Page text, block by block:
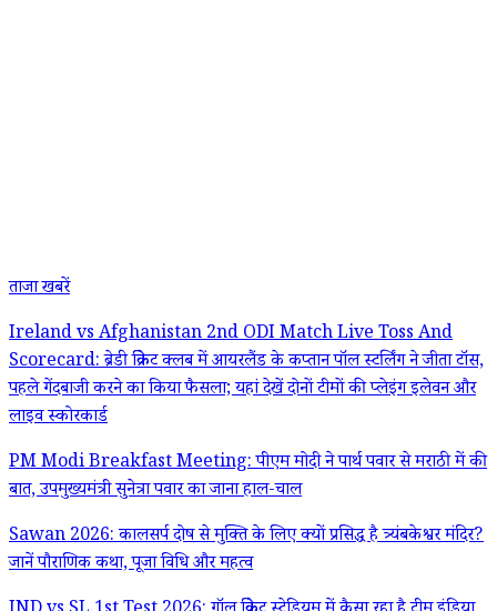
ताजा खबरें
Ireland vs Afghanistan 2nd ODI Match Live Toss And
Scorecard: ब्रेडी क्रिकेट क्लब में आयरलैंड के कप्तान पॉल स्टर्लिंग ने जीता टॉस,
पहले गेंदबाजी करने का किया फैसला; यहां देखें दोनों टीमों की प्लेइंग इलेवन और
लाइव स्कोरकार्ड
PM Modi Breakfast Meeting: पीएम मोदी ने पार्थ पवार से मराठी में की
बात, उपमुख्यमंत्री सुनेत्रा पवार का जाना हाल-चाल
Sawan 2026: कालसर्प दोष से मुक्ति के लिए क्यों प्रसिद्ध है त्र्यंबकेश्वर मंदिर?
जानें पौराणिक कथा, पूजा विधि और महत्व